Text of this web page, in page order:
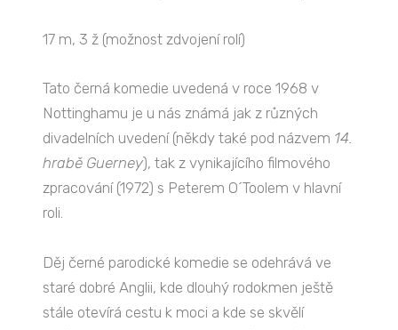
17 m, 3 ž (možnost zdvojení rolí)
Tato černá komedie uvedená v roce 1968 v
Nottinghamu je u nás známá jak z různých
divadelních uvedení (někdy také pod názvem 14.
hrabě Guerney), tak z vynikajícího filmového
zpracování (1972) s Peterem O´Toolem v hlavní
roli.
Děj černé parodické komedie se odehrává ve
staré dobré Anglii, kde dlouhý rodokmen ještě
stále otevírá cestu k moci a kde se skvělí